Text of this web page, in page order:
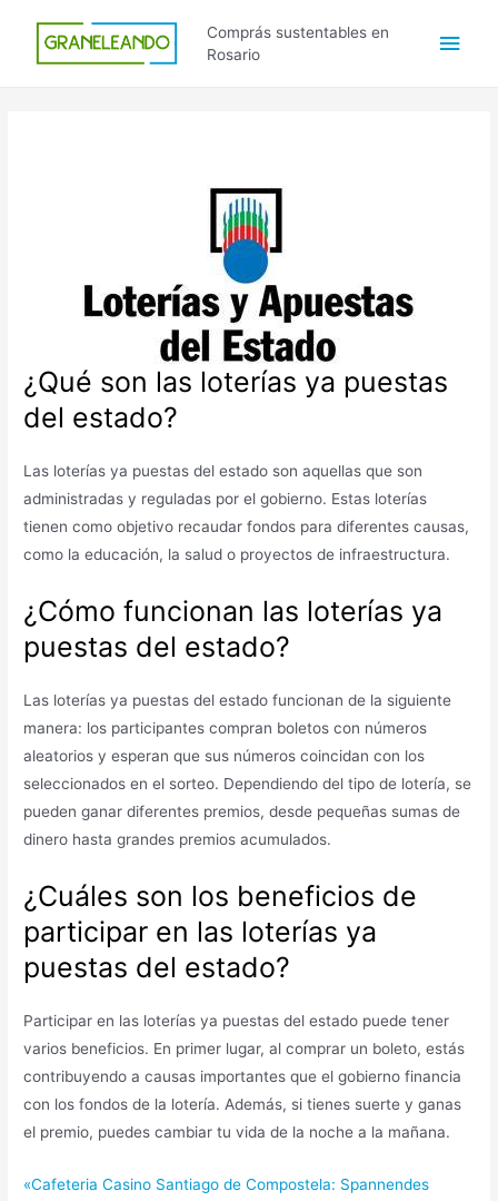
contenido
Comprás sustentables en
Rosario
¿Qué son las loterías ya puestas
del estado?
Las loterías ya puestas del estado son aquellas que son
administradas y reguladas por el gobierno. Estas loterías
tienen como objetivo recaudar fondos para diferentes causas,
como la educación, la salud o proyectos de infraestructura.
¿Cómo funcionan las loterías ya
puestas del estado?
Las loterías ya puestas del estado funcionan de la siguiente
manera: los participantes compran boletos con números
aleatorios y esperan que sus números coincidan con los
seleccionados en el sorteo. Dependiendo del tipo de lotería, se
pueden ganar diferentes premios, desde pequeñas sumas de
dinero hasta grandes premios acumulados.
¿Cuáles son los beneficios de
participar en las loterías ya
puestas del estado?
Participar en las loterías ya puestas del estado puede tener
varios beneficios. En primer lugar, al comprar un boleto, estás
contribuyendo a causas importantes que el gobierno financia
con los fondos de la lotería. Además, si tienes suerte y ganas
el premio, puedes cambiar tu vida de la noche a la mañana.
«Cafeteria Casino Santiago de Compostela: Spannendes